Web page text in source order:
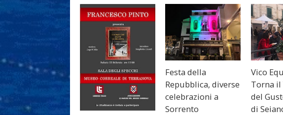
Festa della
Repubblica, diverse
celebrazioni a
Sorrento
Vico
Torna
del
di